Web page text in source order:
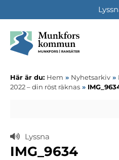
Här är du: Hem » Nyhetsarkiv »
2022 – din röst räknas »
Lyssna
IMG_9634